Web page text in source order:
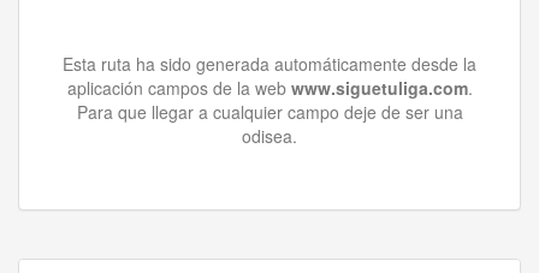
Esta ruta ha sido generada automáticamente desde la
aplicación campos de la web www.siguetuliga.com.
Para que llegar a cualquier campo deje de ser una
odisea.